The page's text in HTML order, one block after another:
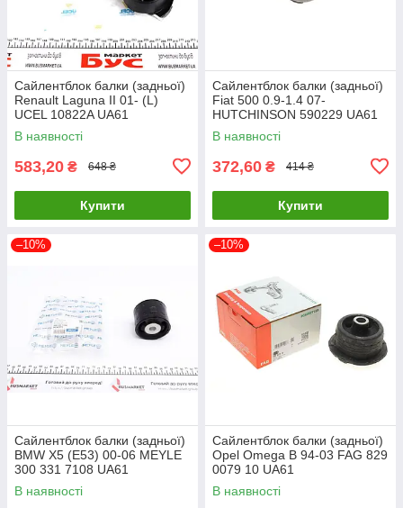
Сайлентблок балки (задньої)
Renault Laguna II 01- (L)
UCEL 10822A UA61
В наявності
583,20 ₴ 648 ₴
Купити
Сайлентблок балки (задньої)
Fiat 500 0.9-1.4 07-
HUTCHINSON 590229 UA61
В наявності
372,60 ₴ 414 ₴
Купити
–10%
Сайлентблок балки (задньої)
BMW X5 (E53) 00-06 MEYLE
300 331 7108 UA61
В наявності
–10%
Сайлентблок балки (задньої)
Opel Omega B 94-03 FAG 829
0079 10 UA61
В наявності